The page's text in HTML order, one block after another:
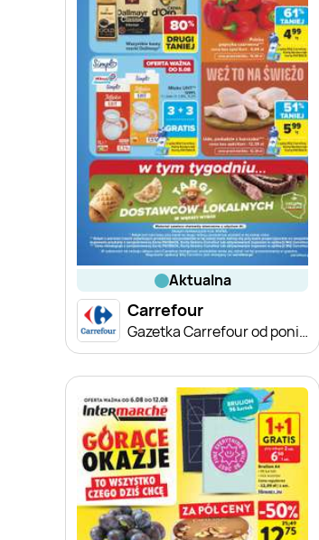
aktualna
Carrefour
Gazetka Carrefour od poniedziałku